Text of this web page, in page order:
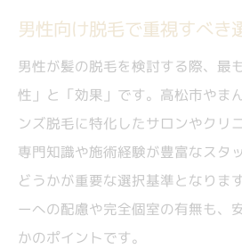
男性向け脱毛で重視すべき
男性が髪の脱毛を検討する際、最
性」と「効果」です。高松市やま
ンズ脱毛に特化したサロンやクリ
専門知識や施術経験が豊富なスタ
どうかが重要な選択基準となりま
ーへの配慮や完全個室の有無も、
かのポイントです。